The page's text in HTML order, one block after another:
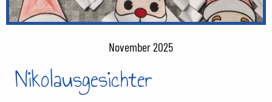
November 2025
Nikolausgesichter